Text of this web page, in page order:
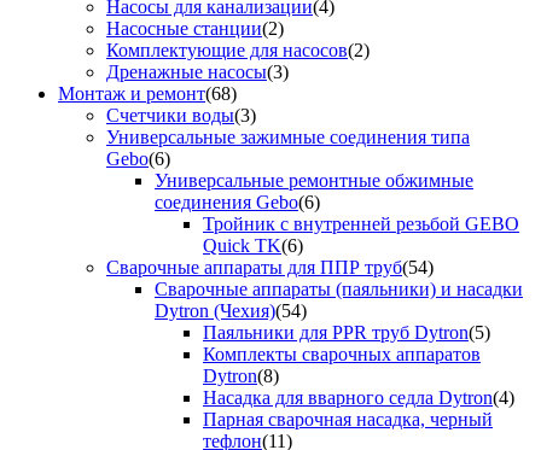
Насосы для канализации(4)
Насосные станции(2)
Комплектующие для насосов(2)
Дренажные насосы(3)
Монтаж и ремонт(68)
Счетчики воды(3)
Универсальные зажимные соединения типа
Gebo(6)
Универсальные ремонтные обжимные
соединения Gebo(6)
Тройник с внутренней резьбой GEBO
Quick TK(6)
Сварочные аппараты для ППР труб(54)
Сварочные аппараты (паяльники) и насадки
Dytron (Чехия)(54)
Паяльники для PPR труб Dytron(5)
Комплекты сварочных аппаратов
Dytron(8)
Насадка для вварного седла Dytron(4)
Парная сварочная насадка, черный
тефлон(11)